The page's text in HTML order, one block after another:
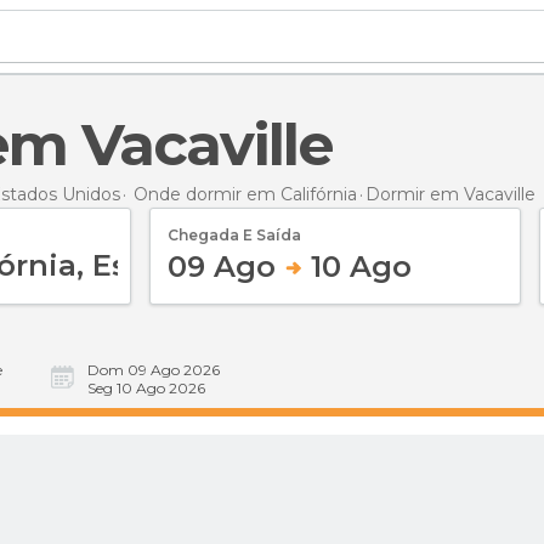
Vacaville
Unidos Onde dormir em Califórnia Dormir em Vacaville
Chegada E Saída
09 Ago 10 Ago
Dom 09 Ago 2026
Seg 10 Ago 2026